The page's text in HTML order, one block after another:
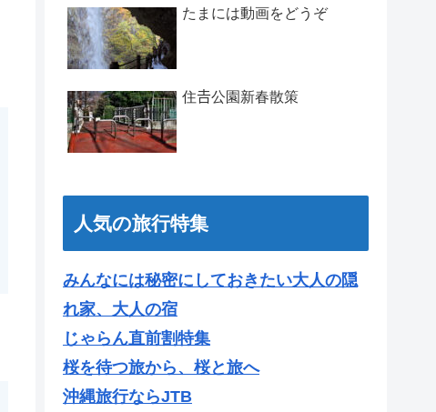
たまには動画をどうぞ
住𠮷公園新春散策
人気の旅行特集
みんなには秘密にしておきたい大人の隠
れ家、大人の宿
じゃらん直前割特集
桜を待つ旅から、桜と旅へ
沖縄旅行ならJTB